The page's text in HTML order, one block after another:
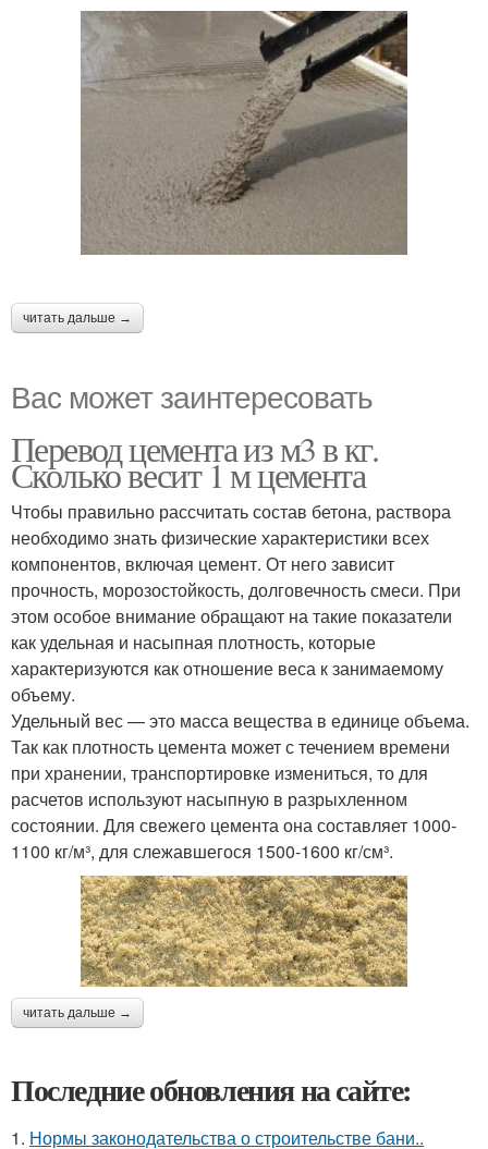
читать дальше →
Вас может заинтересовать
Перевод цемента из м3 в кг.
Сколько весит 1 м цемента
Чтобы правильно рассчитать состав бетона, раствора
необходимо знать физические характеристики всех
компонентов, включая цемент. От него зависит
прочность, морозостойкость, долговечность смеси. При
этом особое внимание обращают на такие показатели
как удельная и насыпная плотность, которые
характеризуются как отношение веса к занимаемому
объему.
Удельный вес — это масса вещества в единице объема.
Так как плотность цемента может с течением времени
при хранении, транспортировке измениться, то для
расчетов используют насыпную в разрыхленном
состоянии. Для свежего цемента она составляет 1000-
1100 кг/м³, для слежавшегося 1500-1600 кг/см³.
читать дальше →
Последние обновления на сайте:
1. Нормы законодательства о строительстве бани..